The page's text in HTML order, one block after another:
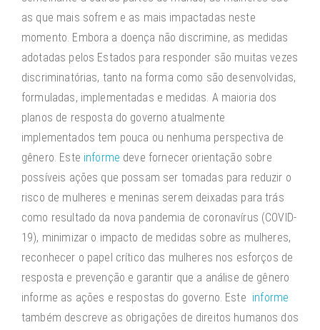
as que mais sofrem e as mais impactadas neste
momento. Embora a doença não discrimine, as medidas
adotadas pelos Estados para responder são muitas vezes
discriminatórias, tanto na forma como são desenvolvidas,
formuladas, implementadas e medidas. A maioria dos
planos de resposta do governo atualmente
implementados tem pouca ou nenhuma perspectiva de
gênero. Este informe deve fornecer orientação sobre
possíveis ações que possam ser tomadas para reduzir o
risco de mulheres e meninas serem deixadas para trás
como resultado da nova pandemia de coronavírus (COVID-
19), minimizar o impacto de medidas sobre as mulheres,
reconhecer o papel crítico das mulheres nos esforços de
resposta e prevenção e garantir que a análise de gênero
informe as ações e respostas do governo. Este informe
também descreve as obrigações de direitos humanos dos